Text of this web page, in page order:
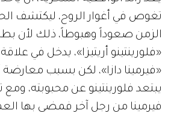
تغوص في أغوار الروح، ليكتشف
الزمن صعوداً وهبوطاً، ذلك لأن
«فلورينتينو أريتيزا»، يدخل في
«فيرمينا دازا»، لكن بسبب معارضة
يبتعد فلورينتينو عن محبوبته،
فيرمينا من رجل آخر فمضى بها